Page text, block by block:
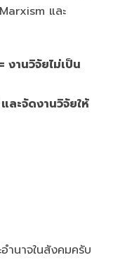
และ
งานวิจัยไม่เป็น
ละจัดงานวิจัยให้
ำนาจในสังคมครับ